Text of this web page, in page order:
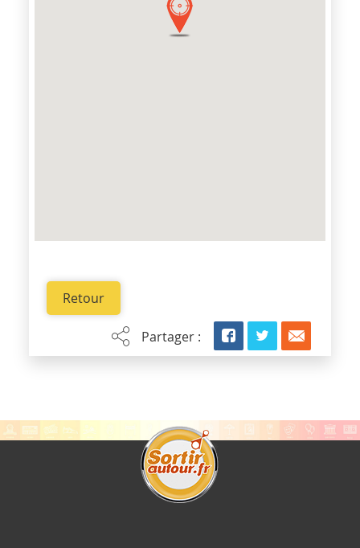
Retour
Partager :